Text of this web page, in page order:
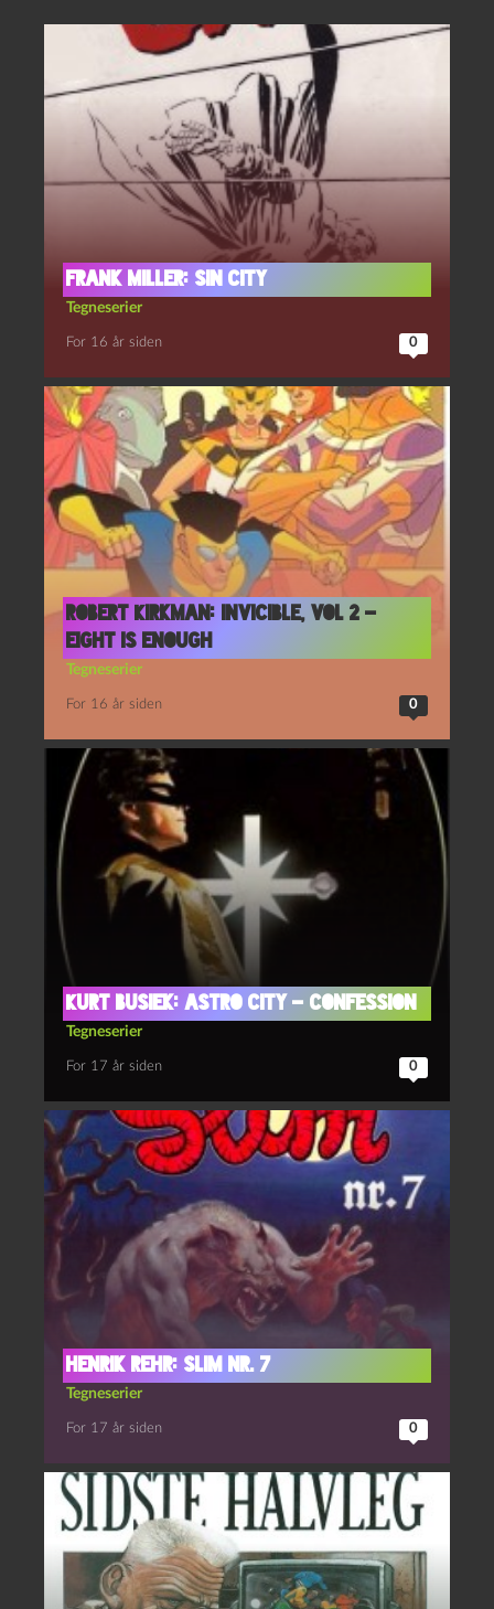
Frank Miller: Sin City
Tegneserier
For 16 år siden 0
Robert Kirkman: Invicible, vol 2 –
Eight is enough
Tegneserier
For 16 år siden 0
Kurt Busiek: Astro City – Confession
Tegneserier
For 17 år siden 0
Henrik Rehr: Slim nr. 7
Tegneserier
For 17 år siden 0